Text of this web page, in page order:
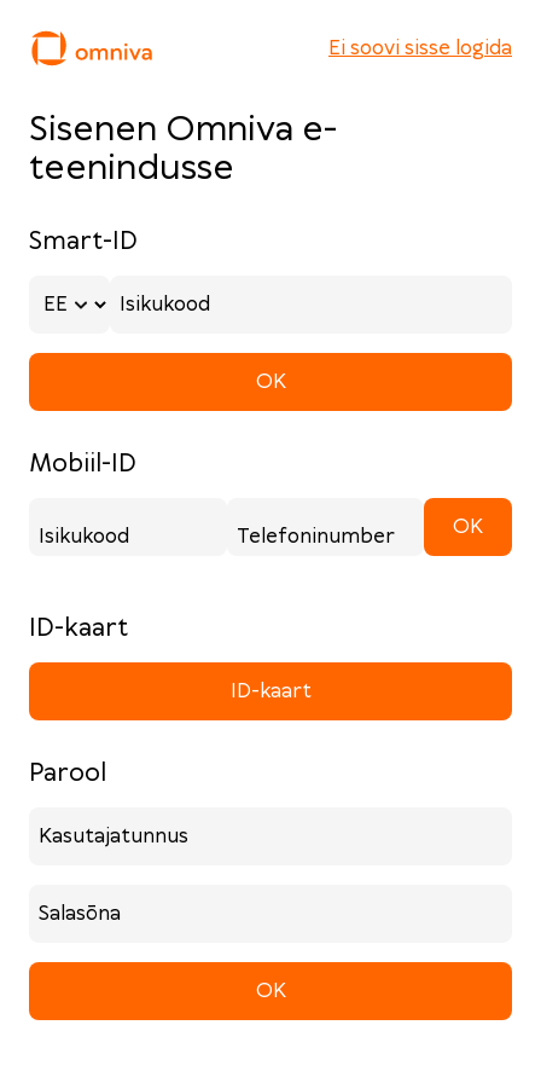
Ei soovi sisse logida
Sisenen Omniva e-
teenindusse
Smart-ID
Isikukood
OK
Mobiil-ID
Isikukood Telefoninumber OK
ID-kaart
ID-kaart
Parool
Kasutajatunnus
Salasõna
OK